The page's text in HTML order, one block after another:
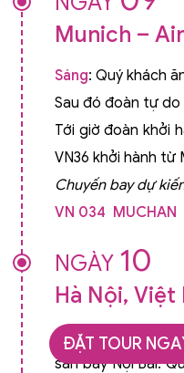
Munich –
Sáng: Quý khách
Sau đó đoàn tự do
Tới giờ đoàn khởi
VN36 khởi hành từ
Chuyến bay dự
VN 034
NGÀY 10
Hà Nội, Việt
05:00 (theo giờ
sân bay Nội Bài.
ĐẶT TOUR